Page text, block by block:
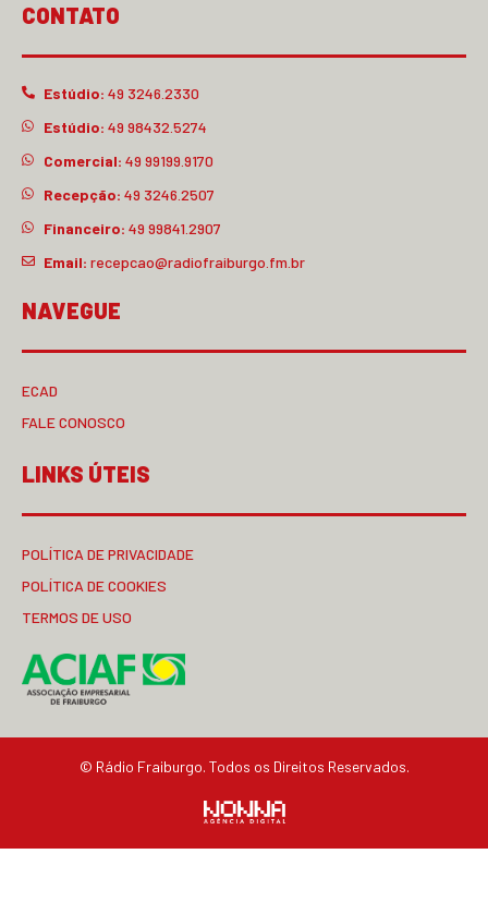
CONTATO
Estúdio: 49 3246.2330
Estúdio: 49 98432.5274
Comercial: 49 99199.9170
Recepção: 49 3246.2507
Financeiro: 49 99841.2907
Email: recepcao@radiofraiburgo.fm.br
NAVEGUE
ECAD
FALE CONOSCO
LINKS ÚTEIS
POLÍTICA DE PRIVACIDADE
POLÍTICA DE COOKIES
TERMOS DE USO
© Rádio Fraiburgo. Todos os Direitos Reservados.